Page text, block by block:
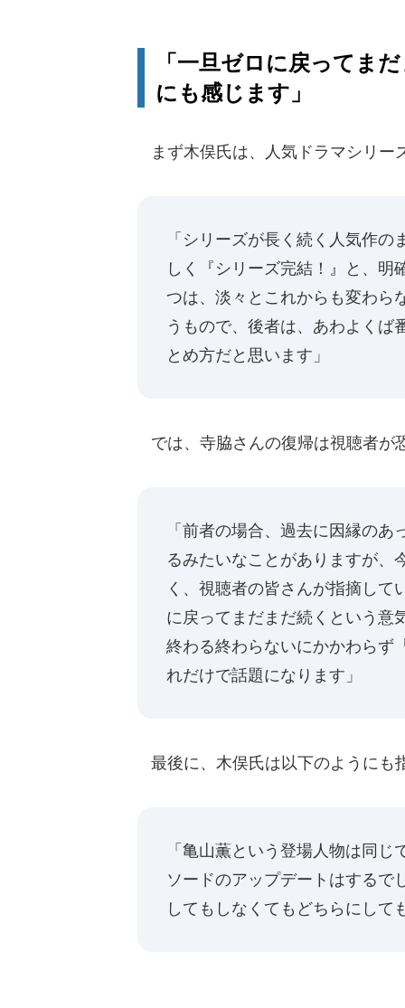
「一旦ゼロに戻ってま
にも感じます」
まず木俣氏は、人気ドラマシリー
「シリーズが長く続く人気作
しく『シリーズ完結！』と、明
つは、淡々とこれからも変わら
うもので、後者は、あわよくば
とめ方だと思います」
では、寺脇さんの復帰は視聴者が
「前者の場合、過去に因縁の
るみたいなことがありますが、
く、視聴者の皆さんが指摘して
に戻ってまだまだ続くという意
終わる終わらないにかかわらず
れだけで話題になります」
最後に、木俣氏は以下のようにも
「亀山薫という登場人物は同
ソードのアップデートはするで
してもしなくてもどちらにして